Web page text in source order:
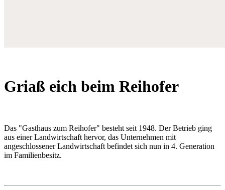
Griaß eich beim Reihofer
Das "Gasthaus zum Reihofer" besteht seit 1948. Der Betrieb ging
aus einer Landwirtschaft hervor, das Unternehmen mit
angeschlossener Landwirtschaft befindet sich nun in 4. Generation
im Familienbesitz.